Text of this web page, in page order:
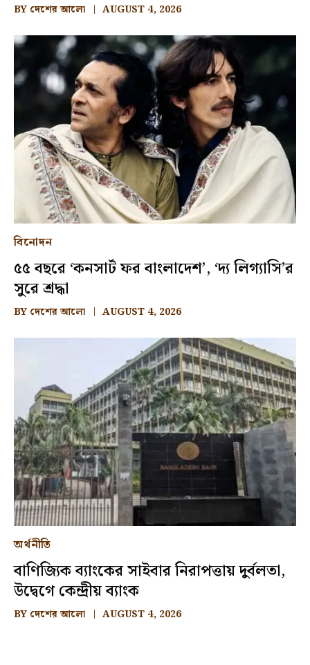
BY দেশের আলো AUGUST 4, 2026
বিনোদন
৫৫ বছরে ‘কনসার্ট ফর বাংলাদেশ’, ‘দ্য লিগ্যাসি’র
সুরে শ্রদ্ধা
BY দেশের আলো AUGUST 4, 2026
অর্থনীতি
বাণিজ্যিক ব্যাংকের সাইবার নিরাপত্তায় দুর্বলতা,
উদ্বেগে কেন্দ্রীয় ব্যাংক
BY দেশের আলো AUGUST 4, 2026